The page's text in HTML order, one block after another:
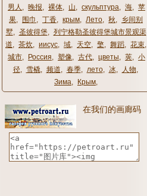
男人 , 晚报, 裸体, 山, скульптура, 海, 苹
果, 围巾 , 丁香, крым, Лето, 秋,
乡间别
墅, 圣彼得堡, 列宁格勒圣彼得堡城市景观渠
道, 茶炊, иисус, 域, 天空, 檠, 舞蹈, 花束,
城市, Россия, 塑像, 古代, цветы, 荚, 小
径, 雪橇, 频道, 春季, лето, 冰, 人物,
Зима, Крым,
在我们的画廊码